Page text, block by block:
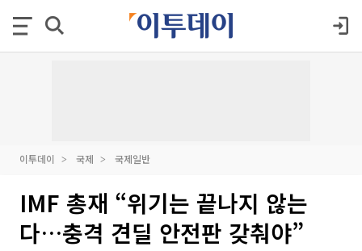
이투데이 국제 국제일반
IMF 총재 “위기는 끝나지 않는
다…충격 견딜 안전판 갖춰야”